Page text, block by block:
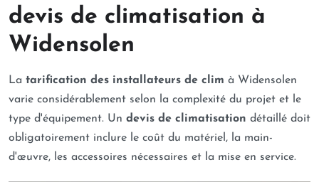
devis de climatisation à
Widensolen
La tarification des installateurs de clim à Widensolen
varie considérablement selon la complexité du projet et le
type d'équipement. Un devis de climatisation détaillé doit
obligatoirement inclure le coût du matériel, la main-
d'œuvre, les accessoires nécessaires et la mise en service.